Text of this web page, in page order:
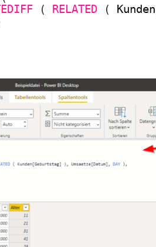
( RELATED (